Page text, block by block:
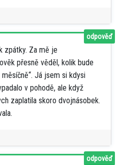
zpátky. Za mě je
přesně věděl, kolik bude
Já jsem si kdysi
v pohodě, ale když
zaplatila skoro dvojnásobek.
odpověď
odpověď